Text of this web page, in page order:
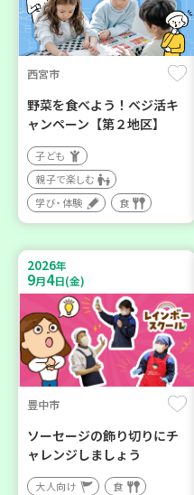
西宮市
野菜を食べよう！ベジ活キ
ャンペーン【第２地区】
子ども
親子で楽しむ
学び・体験
食
2026年
9月4日(金)
豊中市
ソーセージの飾り切りにチ
ャレンジしましょう
大人向け 食